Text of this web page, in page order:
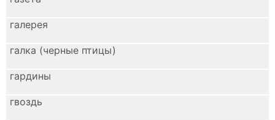
галерея
галка (черные птицы)
гардины
гвоздь